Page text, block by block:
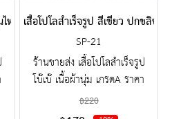
ไหล่สีส้มเสื้อโปโลสำเร็จรูป สีเขียว ปกขลิปข
SP-21
ร้านขายส่ง เสื้อโปโลสำเร็จรูป
โบ๊เบ๊ เนื้อผ้านุ่ม เกรดA ราคา
โรงงาน ขายราคาส่งโบ๊เบ๊ พร้อม
ปัก-สกรีน ครบวงจร ติดต่อฝ่าย
฿220